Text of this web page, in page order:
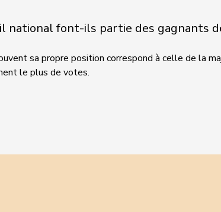
national font-ils partie des gagnants
sa propre position correspond à celle de la
le plus de votes.